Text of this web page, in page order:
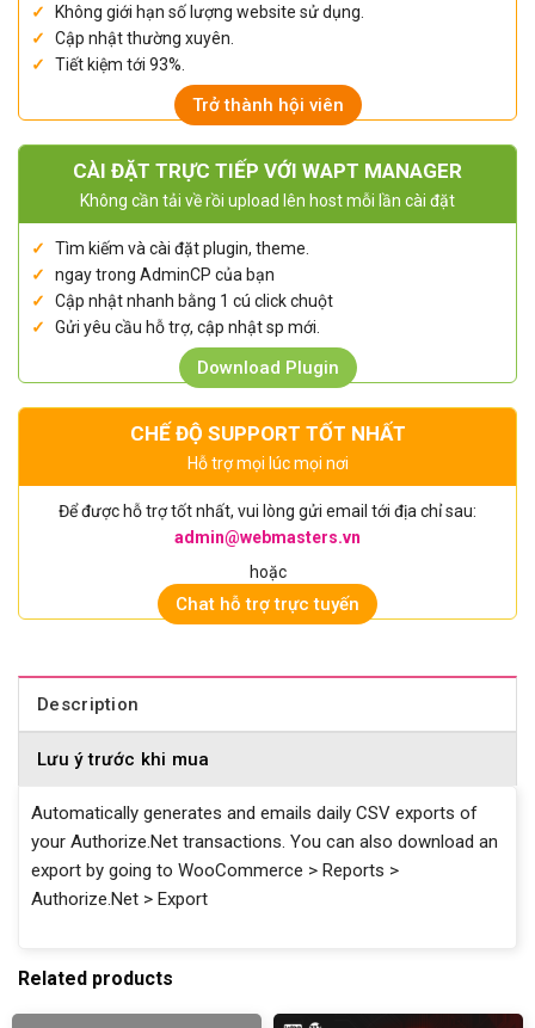
Không giới hạn số lượng website sử dụng.
Cập nhật thường xuyên.
Tiết kiệm tới 93%.
Trở thành hội viên
CÀI ĐẶT TRỰC TIẾP VỚI WAPT MANAGER
Không cần tải về rồi upload lên host mỗi lần cài đặt
Tìm kiếm và cài đặt plugin, theme.
ngay trong AdminCP của bạn
Cập nhật nhanh bằng 1 cú click chuột
Gửi yêu cầu hỗ trợ, cập nhật sp mới.
Download Plugin
CHẾ ĐỘ SUPPORT TỐT NHẤT
Hỗ trợ mọi lúc mọi nơi
Để được hỗ trợ tốt nhất, vui lòng gửi email tới địa chỉ sau:
admin@webmasters.vn
hoặc
Chat hỗ trợ trực tuyến
Description
Lưu ý trước khi mua
Automatically generates and emails daily CSV exports of
your Authorize.Net transactions. You can also download an
export by going to WooCommerce > Reports >
Authorize.Net > Export
Related products